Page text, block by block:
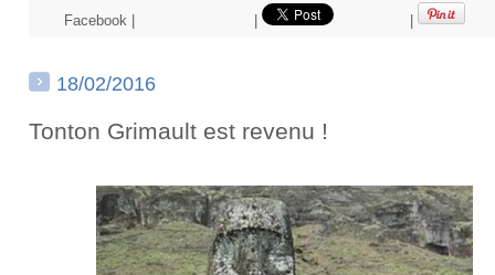
Facebook
18/02/2016
Tonton Grimault est revenu !